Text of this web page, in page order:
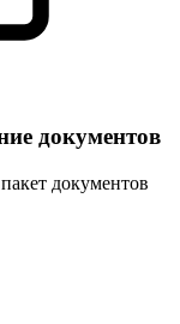
документов
документов